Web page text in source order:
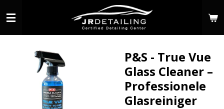
direct
hoofdinhoud
P&S - True Vue
Glass Cleaner –
Professionele
Glasreiniger